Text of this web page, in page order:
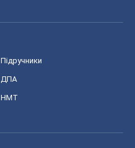
Підручники
ДПА
НМТ